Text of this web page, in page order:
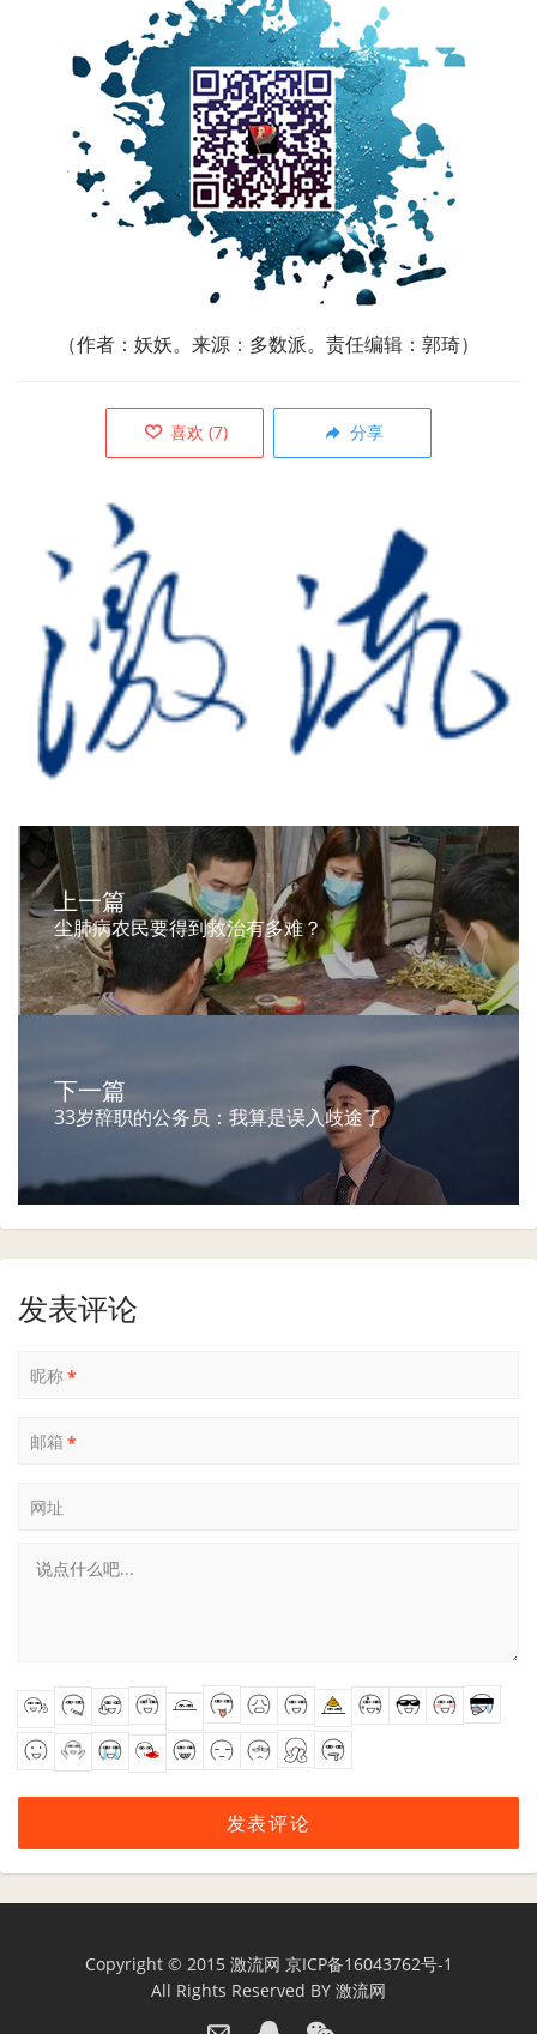
（作者：妖妖。来源：多数派。责任编辑：郭琦）
喜欢 (7) 分享
上一篇
尘肺病农民要得到救治有多难？
下一篇
33岁辞职的公务员：我算是误入歧途了
发表评论
昵称*
邮箱 *
网址
Copyright © 2015 激流网 京ICP备16043762号-1
All Rights Reserved BY 激流网